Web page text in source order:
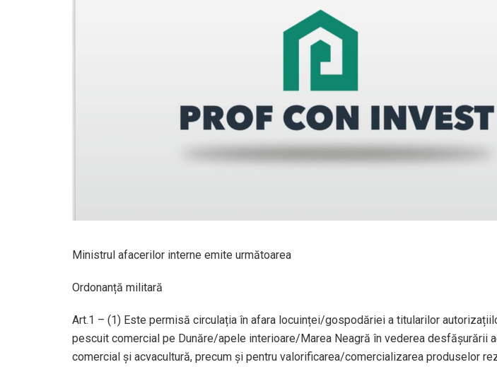
Ministrul afacerilor interne emite următoarea
Ordonanță militară
Art.1 – (1) Este permisă circulația în afara locuinței/gospodăriei a titularilor
pescuit comercial pe Dunăre/apele interioare/Marea Neagră în vederea desfășurării
comercial și acvacultură, precum și pentru valorificarea/comercializarea produselor